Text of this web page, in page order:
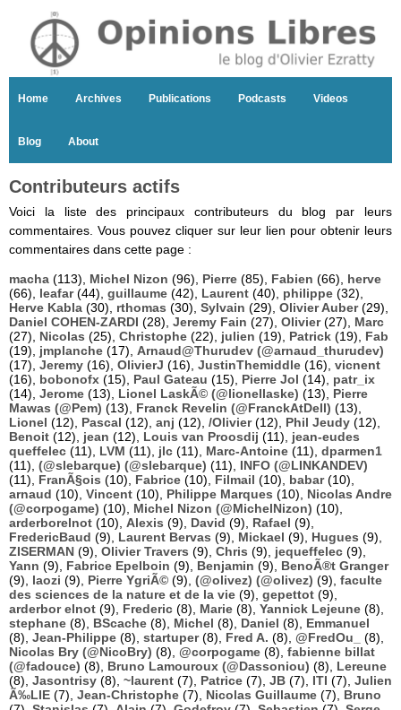
Home Archives Publications Podcasts Videos
Blog About
Contributeurs actifs
Voici la liste des principaux contributeurs du blog par leurs
commentaires. Vous pouvez cliquer sur leur lien pour obtenir leurs
commentaires dans cette page :
macha (113), Michel Nizon (96), Pierre (85), Fabien (66), herve
(66), leafar(44), guillaume (42), Laurent (40), philippe (32),
Herve Kabla (30), rthomas (30), Sylvain (29), Olivier Auber(29),
Daniel COHEN-ZARDI (28), Jeremy Fain (27), Olivier(27), Marc
(27), Nicolas (25), Christophe (22), julien (19), Patrick (19), Fab
(19), jmplanche (17), Arnaud@Thurudev (@arnaud_thurudev)
(17), Jeremy (16), OlivierJ (16), JustinThemiddle (16), vicnent
(16), bobonofx (15), Paul Gateau (15), Pierre Jol (14), patr_ix
(14), Jerome (13), Lionel LaskÃ© (@lionellaske) (13), Pierre
Mawas (@Pem) (13), Franck Revelin (@FranckAtDell) (13),
Lionel (12), Pascal (12), anj (12), /Olivier(12), Phil Jeudy (12),
Benoit (12), jean (12), Louis van Proosdij (11), jean-eudes
queffelec (11), LVM (11), jlc (11), Marc-Antoine (11), dparmen1
(11), (@slebarque) (@slebarque) (11), INFO (@LINKANDEV)
(11), FranÃ§ois (10), Fabrice (10), Filmail (10), babar(10),
arnaud (10), Vincent (10), Philippe Marques (10), Nicolas Andre
(@corpogame) (10), Michel Nizon (@MichelNizon) (10),
arderborelnot (10), Alexis (9), David (9), Rafael (9),
FredericBaud (9), Laurent Bervas (9), Mickael (9), Hugues (9),
ZISERMAN (9), Olivier Travers (9), Chris (9), jequeffelec (9),
Yann (9), Fabrice Epelboin (9), Benjamin (9), BenoÃ®t Granger
(9), laozi (9), Pierre YgriÃ© (9), (@olivez) (@olivez) (9), faculte
des sciences de la nature et de la vie (9), gepettot (9),
arderbor elnot (9), Frederic (8), Marie (8), Yannick Lejeune (8),
stephane (8), BScache (8), Michel (8), Daniel (8), Emmanuel
(8), Jean-Philippe (8), startuper(8), Fred A. (8), @FredOu_
(8),
Nicolas Bry (@NicoBry) (8), @corpogame (8), fabienne billat
(@fadouce) (8), Bruno Lamouroux (@Dassoniou) (8), Lereune
(8), Jasontrisy (8), ~laurent (7), Patrice (7), JB (7), ITI (7), Julien
Ã‰LIE (7), Jean-Christophe (7), Nicolas Guillaume (7), Bruno